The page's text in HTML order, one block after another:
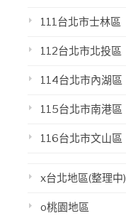
111台北市士林區
112台北市北投區
114台北市內湖區
115台北市南港區
116台北市文山區
x台北地區(整理中)
o桃園地區